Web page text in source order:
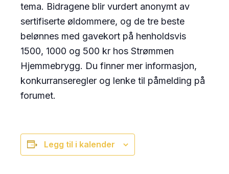
tema. Bidragene blir vurdert anonymt av
sertifiserte øldommere, og de tre beste
belønnes med gavekort på henholdsvis
1500, 1000 og 500 kr hos Strømmen
Hjemmebrygg. Du finner mer informasjon,
konkurranseregler og lenke til påmelding på
forumet.
Legg til i kalender